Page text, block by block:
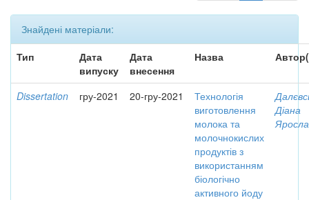
Знайдені матеріали:
Тип
Дата
випуску
Дата
внесення
Назва
Dissertation гру-2021 20-гру-2021
Технологія
виготовлення
молока та
молочнокислих
продуктів з
використанням
біологічно
активного йоду
Діана